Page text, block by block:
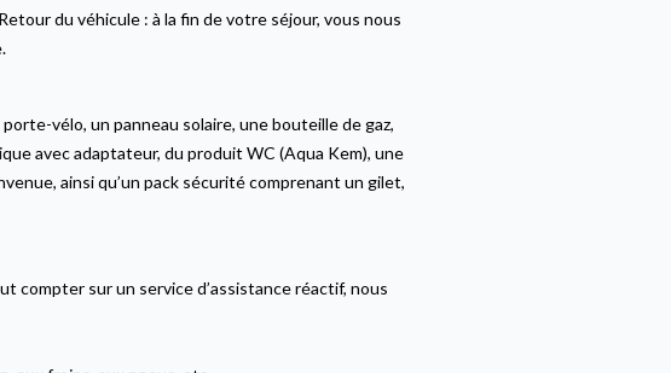
du véhicule : à la fin de votre séjour, vous nous
vélo, un panneau solaire, une bouteille de gaz,
avec adaptateur, du produit WC (Aqua Kem), une
ainsi qu’un pack sécurité comprenant un gilet,
compter sur un service d’assistance réactif, nous